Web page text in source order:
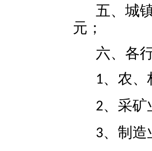
五、城
元；
六、各
1、农、
2、采矿
3、制造